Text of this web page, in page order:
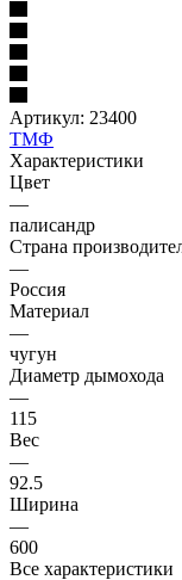
Артикул: 23400
ТМФ
Характеристики
Цвет
—
палисандр
Страна
—
Россия
Материал
—
чугун
Диаметр дымохода
—
115
Вес
—
92.5
Ширина
—
600
Все характеристики